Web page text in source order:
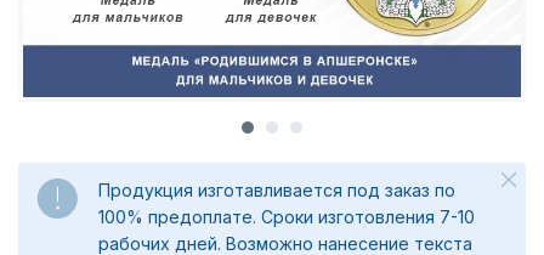
Продукция изготавливается под заказ по
100% предоплате. Сроки изготовления 7-10
рабочих дней. Возможно нанесение текста